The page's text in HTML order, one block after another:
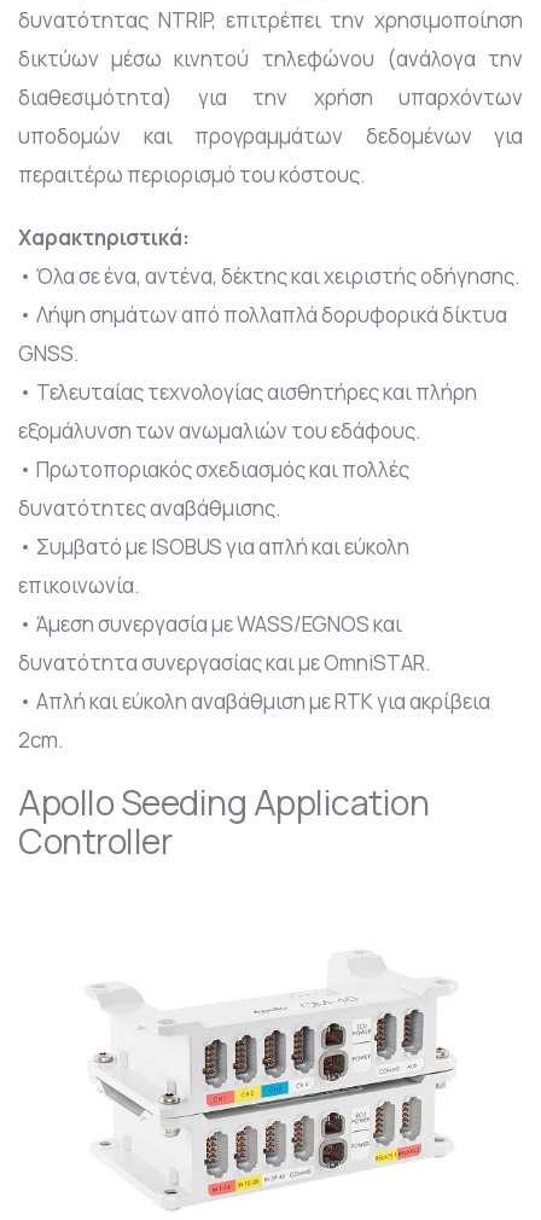
δυνατότητας NTRIP, επιτρέπει την χρησιμοποίηση
δικτύων μέσω κινητού τηλεφώνου (ανάλογα την
διαθεσιμότητα) για την χρήση υπαρχόντων
υποδομών και προγραμμάτων δεδομένων για
περαιτέρω περιορισμό του κόστους.
Χαρακτηριστικά:
• Όλα σε ένα, αντένα, δέκτης και χειριστής οδήγησης.
• Λήψη σημάτων από πολλαπλά δορυφορικά δίκτυα
GNSS.
• Τελευταίας τεχνολογίας αισθητήρες και πλήρη
εξομάλυνση των ανωμαλιών του εδάφους.
• Πρωτοποριακός σχεδιασμός και πολλές
δυνατότητες αναβάθμισης.
• Συμβατό με ISOBUS για απλή και εύκολη
επικοινωνία.
• Άμεση συνεργασία με WASS/EGNOS και
δυνατότητα συνεργασίας και με OmniSTAR.
• Απλή και εύκολη αναβάθμιση με RTK για ακρίβεια
2cm.
Apollo Seeding Application
Controller